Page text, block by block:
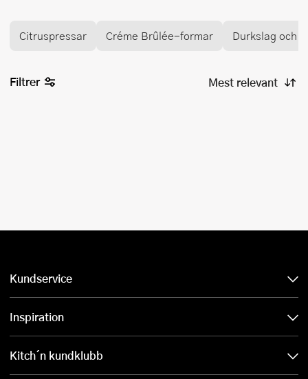
Citruspressar Créme Brûlée-formar Durkslag och
Filtrer
Kundservice
Inspiration
Kitch´n kundklubb